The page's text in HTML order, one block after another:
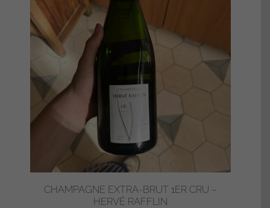
CHAMPAGNE EXTRA-BRUT 1ER CRU –
HERVÉ RAFFLIN